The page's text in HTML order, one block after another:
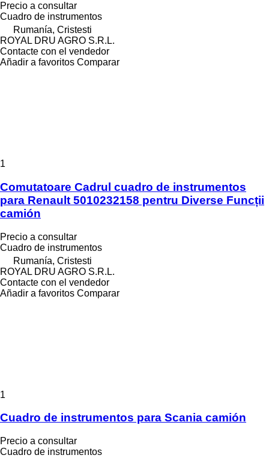
Precio a consultar
Cuadro de instrumentos
Rumanía, Cristesti
ROYAL DRU AGRO S.R.L.
Contacte con el vendedor
Añadir a favoritos Comparar
1
Comutatoare Cadrul cuadro de instrumentos
para Renault 5010232158 pentru Diverse Funcții
camión
Precio a consultar
Cuadro de instrumentos
Rumanía, Cristesti
ROYAL DRU AGRO S.R.L.
Contacte con el vendedor
Añadir a favoritos Comparar
1
Cuadro de instrumentos para Scania camión
Precio a consultar
Cuadro de instrumentos